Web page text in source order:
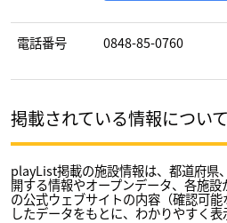
電話番号 0848-85-0760
掲載されている情報について
playList掲載の施設情報は、都道府県
開する情報やオープンデータ、各施
の公式ウェブサイトの内容（確認可
したデータをもとに、わかりやすく表